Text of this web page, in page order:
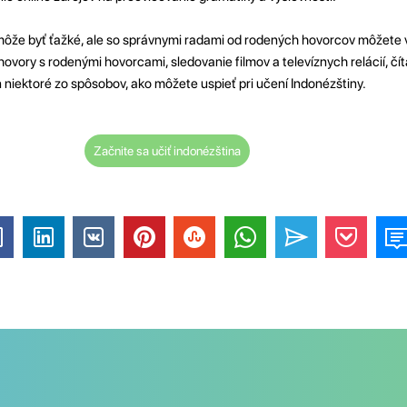
byť ťažké, ale so správnymi radami od rodených hovorcov môžete
s rodenými hovorcami, sledovanie filmov a televíznych relácií,
zo spôsobov, ako môžete uspieť pri učení Indonézštiny.
Začnite sa učiť indonézština